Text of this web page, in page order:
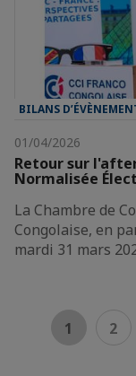
BILANS
01/04/2026
Retour sur
Normalisée
La Chambre de
Congolaise, en
mardi 31 mars
1 2